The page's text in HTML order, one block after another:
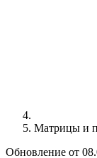
Матрицы и
Обновление от